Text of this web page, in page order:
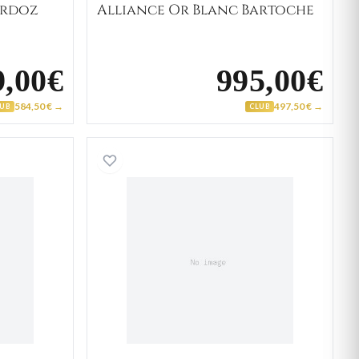
584,50 € →
Alliance Or Blanc Bartoche
995,00€
CLUB 497,50 € →
Or Jaune et Blanc